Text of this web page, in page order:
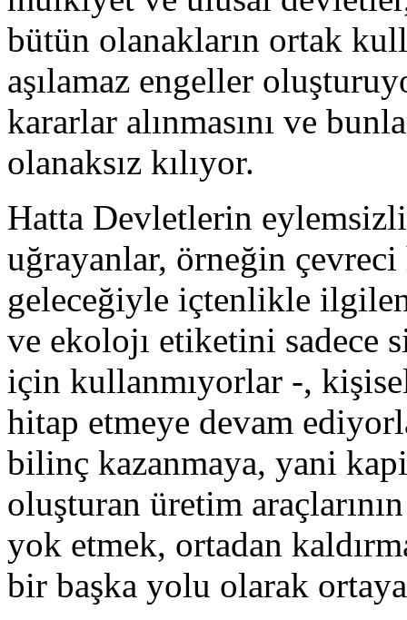
bütün olanakların ortak
aşılamaz engeller
kararlar alınmasını ve
olanaksız kılıyor.
Hatta Devletlerin
uğrayanlar, örneğin
geleceğiyle içtenlikle
ve ekolojı etiketini sadece
için kullanmıyorlar -,
hitap etmeye devam
bilinç kazanmaya, yani
oluşturan üretim
yok etmek, ortadan
bir başka yolu olarak ortaya